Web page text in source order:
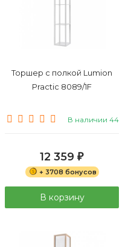
Торшер с полкой Lumion
Practic 8089/1F
В наличии 44
12 359 ₽
+ 3708 бонусов
В корзину